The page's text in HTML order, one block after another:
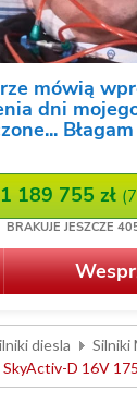
diesla
Silniki
SkyActiv-D 16V